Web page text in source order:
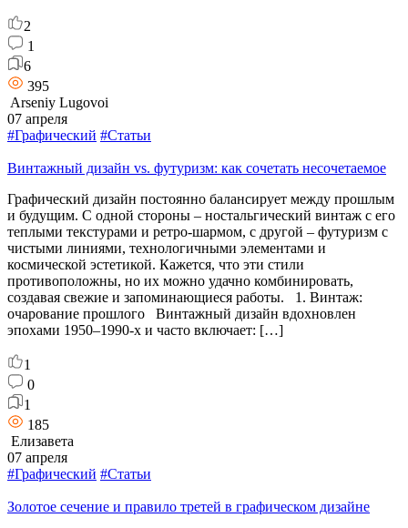
2
1
6
395
Arseniy Lugovoi
07 апреля
#Графический #Статьи
Винтажный дизайн vs. футуризм: как сочетать несочетаемое
Графический дизайн постоянно балансирует между прошлым
и будущим. С одной стороны – ностальгический винтаж с его
теплыми текстурами и ретро-шармом, с другой – футуризм с
чистыми линиями, технологичными элементами и
космической эстетикой. Кажется, что эти стили
противоположны, но их можно удачно комбинировать,
создавая свежие и запоминающиеся работы. 1. Винтаж:
очарование прошлого Винтажный дизайн вдохновлен
эпохами 1950–1990-х и часто включает: […]
1
0
1
185
Елизавета
07 апреля
#Графический #Статьи
Золотое сечение и правило третей в графическом дизайне